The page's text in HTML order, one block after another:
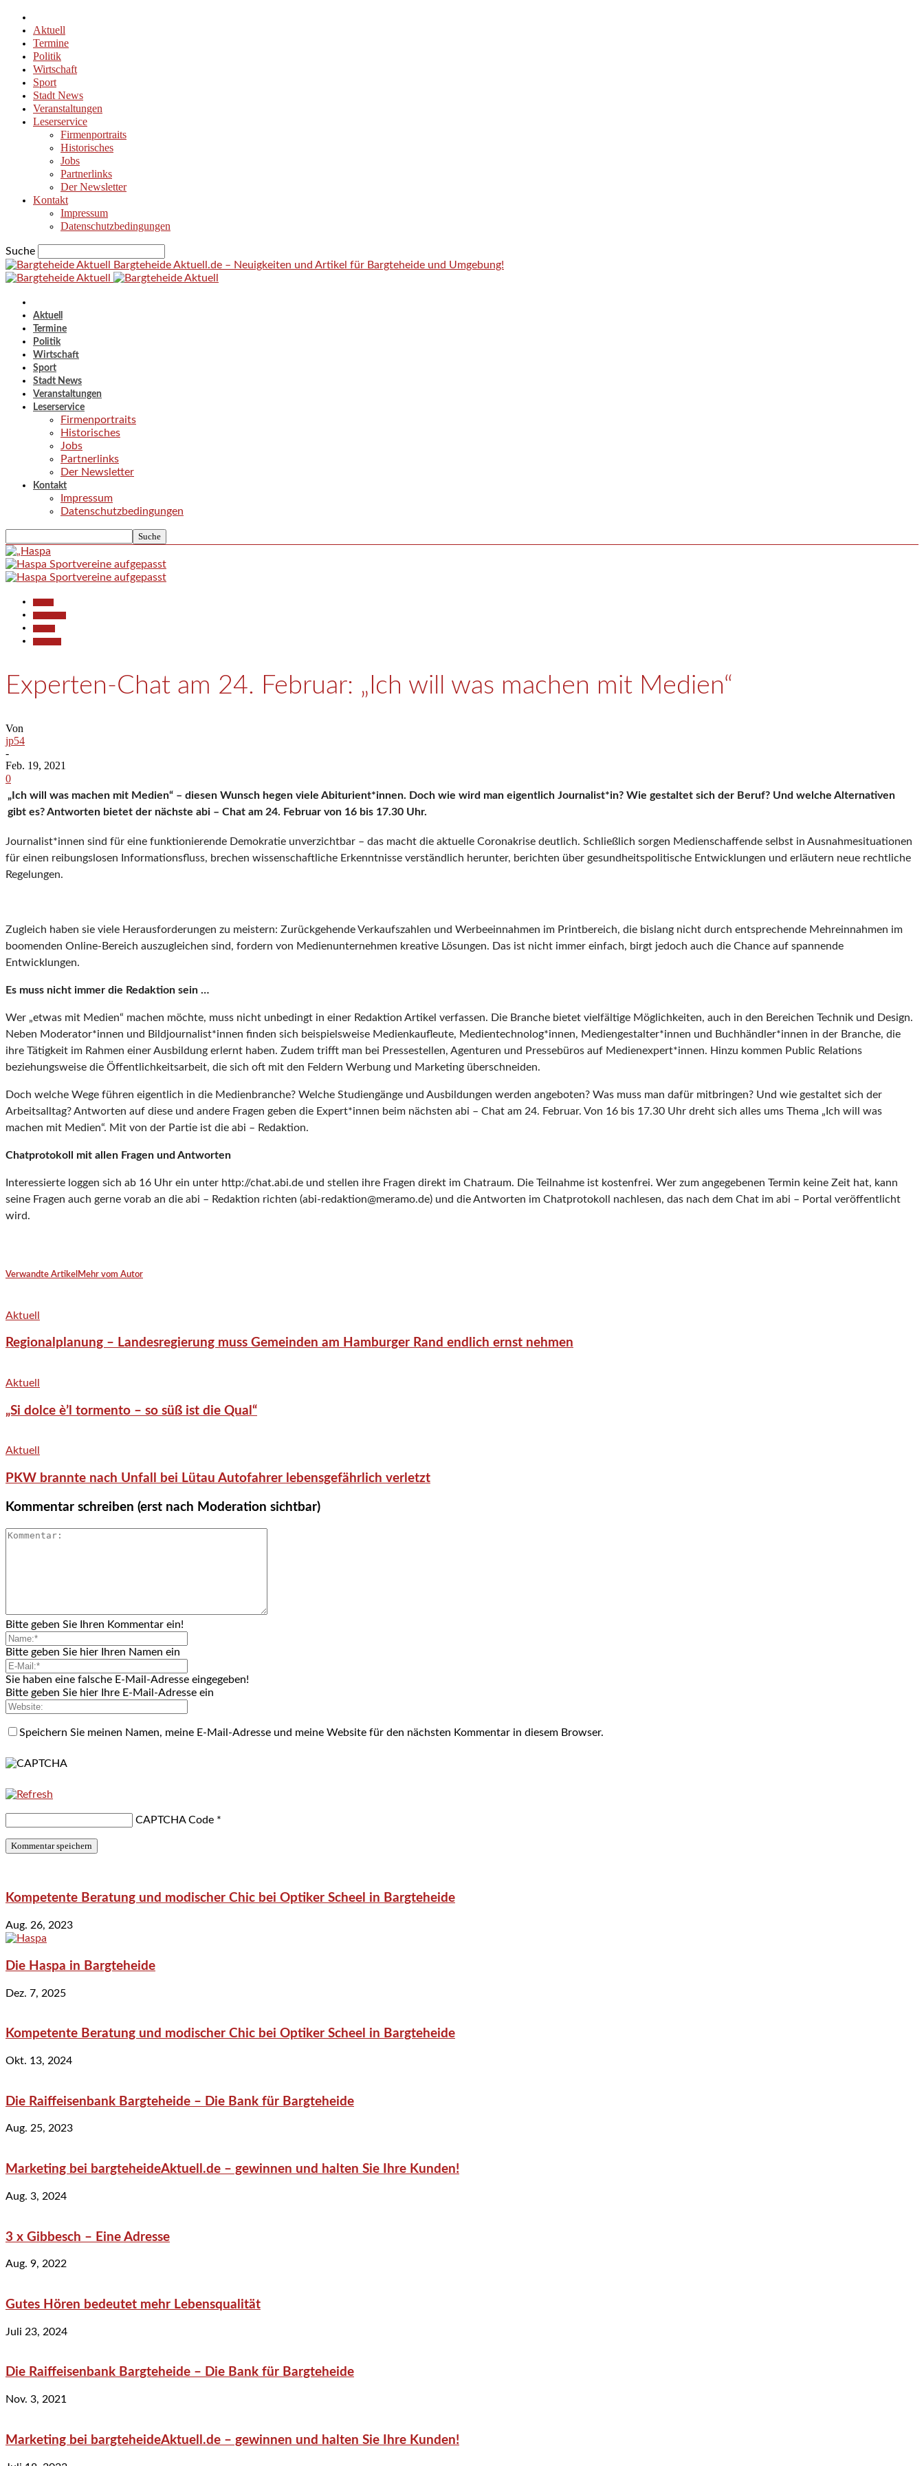
Aktuell
Termine
Politik
Wirtschaft
Sport
Stadt News
Veranstaltungen
Leserservice
Firmenportraits
Historisches
Jobs
Partnerlinks
Der Newsletter
Kontakt
Impressum
Datenschutzbedingungen
Suche
Bargteheide Aktuell.de – Neuigkeiten und Artikel für Bargteheide und Umgebung!
Aktuell
Termine
Politik
Wirtschaft
Sport
Stadt News
Veranstaltungen
Leserservice
Firmenportraits
Historisches
Jobs
Partnerlinks
Der Newsletter
Kontakt
Impressum
Datenschutzbedingungen
Experten-Chat am 24. Februar: „Ich will was machen mit Medien“
Von
jp54
-
Feb. 19, 2021
0
„Ich will was machen mit Medien“ – diesen Wunsch hegen viele Abiturient*innen. Doch wie wird man eigentlich Journalist*in? Wie gestaltet sich der Beruf? Und welche Alternativen
gibt es? Antworten bietet der nächste abi – Chat am 24. Februar von 16 bis 17.30 Uhr.
Journalist*innen sind für eine funktionierende Demokratie unverzichtbar – das macht die aktuelle Coronakrise deutlich. Schließlich sorgen Medienschaffende selbst in Ausnahmesituationen
für einen reibungslosen Informationsfluss, brechen wissenschaftliche Erkenntnisse verständlich herunter, berichten über gesundheitspolitische Entwicklungen und erläutern neue rechtliche
Regelungen.
Zugleich haben sie viele Herausforderungen zu meistern: Zurückgehende Verkaufszahlen und Werbeeinnahmen im Printbereich, die bislang nicht durch entsprechende Mehreinnahmen im
boomenden Online-Bereich auszugleichen sind, fordern von Medienunternehmen kreative Lösungen. Das ist nicht immer einfach, birgt jedoch auch die Chance auf spannende
Entwicklungen.
Es muss nicht immer die Redaktion sein …
Wer „etwas mit Medien“ machen möchte, muss nicht unbedingt in einer Redaktion Artikel verfassen. Die Branche bietet vielfältige Möglichkeiten, auch in den Bereichen Technik und Design.
Neben Moderator*innen und Bildjournalist*innen finden sich beispielsweise Medienkaufleute, Medientechnolog*innen, Mediengestalter*innen und Buchhändler*innen in der Branche, die
ihre Tätigkeit im Rahmen einer Ausbildung erlernt haben. Zudem trifft man bei Pressestellen, Agenturen und Pressebüros auf Medienexpert*innen. Hinzu kommen Public Relations
beziehungsweise die Öffentlichkeitsarbeit, die sich oft mit den Feldern Werbung und Marketing überschneiden.
Doch welche Wege führen eigentlich in die Medienbranche? Welche Studiengänge und Ausbildungen werden angeboten? Was muss man dafür mitbringen? Und wie gestaltet sich der
Arbeitsalltag? Antworten auf diese und andere Fragen geben die Expert*innen beim nächsten abi – Chat am 24. Februar. Von 16 bis 17.30 Uhr dreht sich alles ums Thema „Ich will was
machen mit Medien“. Mit von der Partie ist die abi – Redaktion.
Chatprotokoll mit allen Fragen und Antworten
Interessierte loggen sich ab 16 Uhr ein unter http://chat.abi.de und stellen ihre Fragen direkt im Chatraum. Die Teilnahme ist kostenfrei. Wer zum angegebenen Termin keine Zeit hat, kann
seine Fragen auch gerne vorab an die abi – Redaktion richten (abi-redaktion@meramo.de) und die Antworten im Chatprotokoll nachlesen, das nach dem Chat im abi – Portal veröffentlicht
wird.
Verwandte Artikel Mehr vom Autor
Aktuell
Regionalplanung – Landesregierung muss Gemeinden am Hamburger Rand endlich ernst nehmen
Aktuell
„Si dolce è’l tormento – so süß ist die Qual“
Aktuell
PKW brannte nach Unfall bei Lütau Autofahrer lebensgefährlich verletzt
Kommentar schreiben (erst nach Moderation sichtbar)
Bitte geben Sie Ihren Kommentar ein!
Bitte geben Sie hier Ihren Namen ein
Sie haben eine falsche E-Mail-Adresse eingegeben!
Bitte geben Sie hier Ihre E-Mail-Adresse ein
Speichern Sie meinen Namen, meine E-Mail-Adresse und meine Website für den nächsten Kommentar in diesem Browser.
CAPTCHA Code *
Kompetente Beratung und modischer Chic bei Optiker Scheel in Bargteheide
Aug. 26, 2023
Die Haspa in Bargteheide
Dez. 7, 2025
Kompetente Beratung und modischer Chic bei Optiker Scheel in Bargteheide
Okt. 13, 2024
Die Raiffeisenbank Bargteheide – Die Bank für Bargteheide
Aug. 25, 2023
Marketing bei bargteheideAktuell.de – gewinnen und halten Sie Ihre Kunden!
Aug. 3, 2024
3 x Gibbesch – Eine Adresse
Aug. 9, 2022
Gutes Hören bedeutet mehr Lebensqualität
Juli 23, 2024
Die Raiffeisenbank Bargteheide – Die Bank für Bargteheide
Nov. 3, 2021
Marketing bei bargteheideAktuell.de – gewinnen und halten Sie Ihre Kunden!